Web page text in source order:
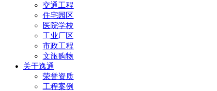
交通工程
住宅园区
医院学校
工业厂区
市政工程
文旅购物
关于逸通
荣誉资质
工程案例